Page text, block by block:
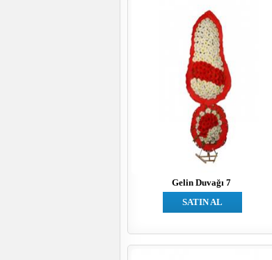
Gelin Duvağı 7
SATIN AL